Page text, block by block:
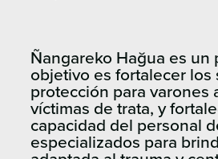
Ñangareko Hağua es un
objetivo es fortalecer los
protección para varones
víctimas de trata, y
capacidad del personal
especializados para